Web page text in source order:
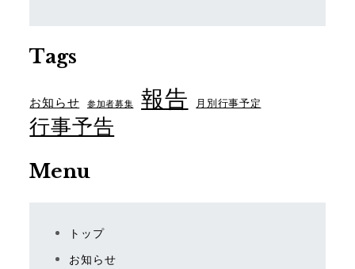
Tags
お知らせ 参加者募集 報告 月別行事予定
行事予告
Menu
トップ
お知らせ